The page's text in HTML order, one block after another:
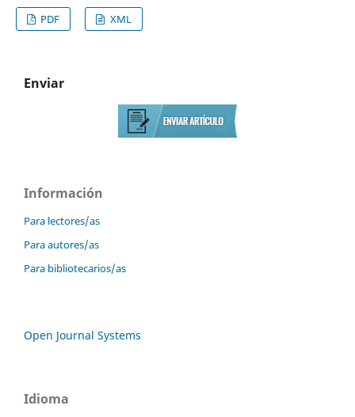
PDF
XML
Enviar
Información
Para lectores/as
Para autores/as
Para bibliotecarios/as
Open Journal Systems
Idioma